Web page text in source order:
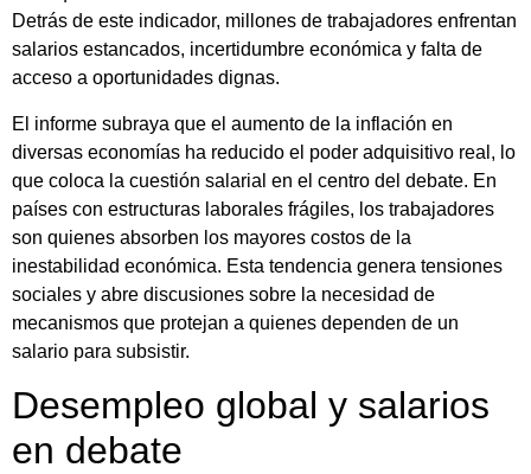
Detrás de este indicador, millones de trabajadores enfrentan
salarios estancados, incertidumbre económica y falta de
acceso a oportunidades dignas.
El informe subraya que el aumento de la inflación en
diversas economías ha reducido el poder adquisitivo real, lo
que coloca la cuestión salarial en el centro del debate. En
países con estructuras laborales frágiles, los trabajadores
son quienes absorben los mayores costos de la
inestabilidad económica. Esta tendencia genera tensiones
sociales y abre discusiones sobre la necesidad de
mecanismos que protejan a quienes dependen de un
salario para subsistir.
Desempleo global y salarios
en debate